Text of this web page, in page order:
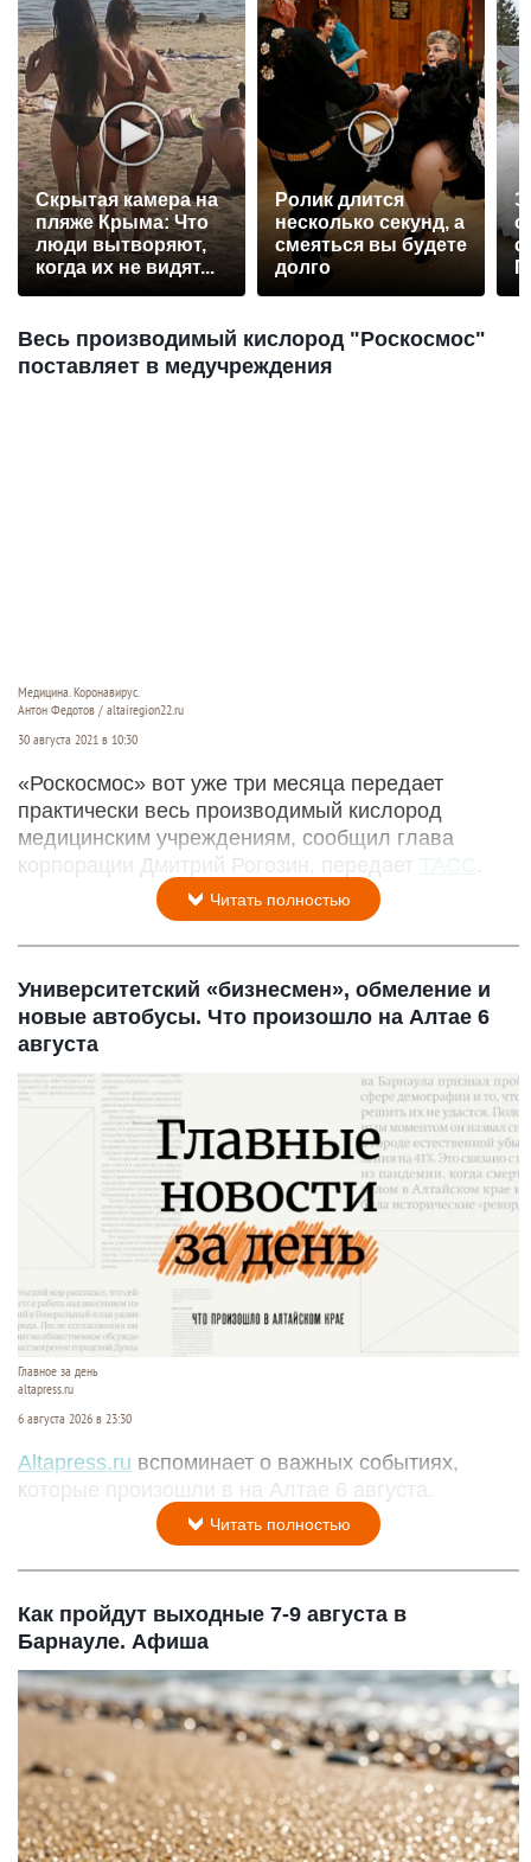
Скрытая камера на
пляже Крыма: Что
люди вытворяют,
когда их не видят...
Ролик длится
несколько секунд, а
смеяться вы будете
долго
Весь производимый кислород "Роскосмос"
поставляет в медучреждения
Медицина. Коронавирус.
Антон Федотов / altairegion22.ru
30 августа 2021 в 10:30
«Роскосмос» вот уже три месяца передает
практически весь производимый кислород
медицинским учреждениям, сообщил глава
корпорации Дмитрий Рогозин, передает ТАСС
Читать полностью
Университетский «бизнесмен», обмеление и
новые автобусы. Что произошло на Алтае 6
августа
Главное за день
altapress.ru
6 августа 2026 в 23:30
Altapress.ru вспоминает о важных событиях,
которые произошли в на Алтае 6 августа.
Читать полностью
Как пройдут выходные 7-9 августа в
Барнауле. Афиша